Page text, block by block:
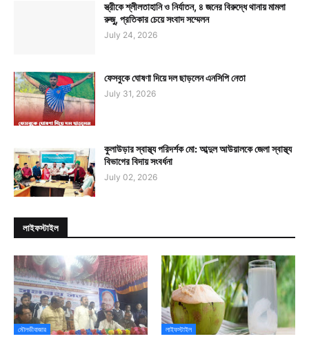
স্ত্রীকে শ্লীলতাহানি ও নির্যাতন, ৪ জনের বিরুদ্ধে থানায় মামলা
রুজু, প্রতিকার চেয়ে সংবাদ সম্মেলন
July 24, 2026
ফেসবুকে ঘোষণা দিয়ে দল ছাড়লেন এনসিপি নেতা
July 31, 2026
কুলাউড়ার স্বাস্থ্য পরিদর্শক মো: আব্দুল আউয়ালকে জেলা স্বাস্থ্য
বিভাগের বিদায় সংবর্ধনা
July 02, 2026
লাইফস্টাইল
মৌলভীবাজার লাইফস্টাইল